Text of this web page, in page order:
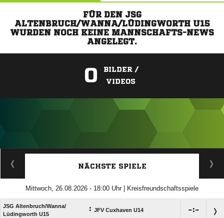
FÜR DEN JSG
ALTENBRUCH/WANNA/LÜDINGWORTH U15
WURDEN NOCH KEINE MANNSCHAFTS-NEWS
ANGELEGT.
0
BILDER /
VIDEOS
ANZEIGE
NÄCHSTE SPIELE
Mittwoch, 26.08.2026 - 18:00 Uhr | Kreisfreundschaftsspiele
JSG Altenbruch/​Wanna/​
Lüdingworth U15
: JFV Cuxhaven U14 :